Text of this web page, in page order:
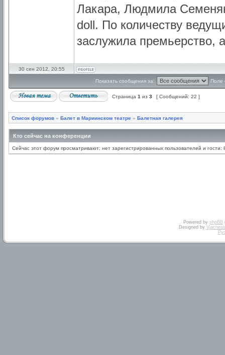
Лакара, Людмила
doll. По количеству
заслужила премьерство,
30 сен 2012, 20:55
Показать сообщения за: Поле
Страница 1 из 3 [ Сообщений: 22 ]
Список форумов » Балет в Мариинском театре » Балетная галерея
Кто сейчас на конференции
Сейчас этот форум просматривают: нет зарегистрированных пользователей и гости:
Powered by phpBB
Designed by